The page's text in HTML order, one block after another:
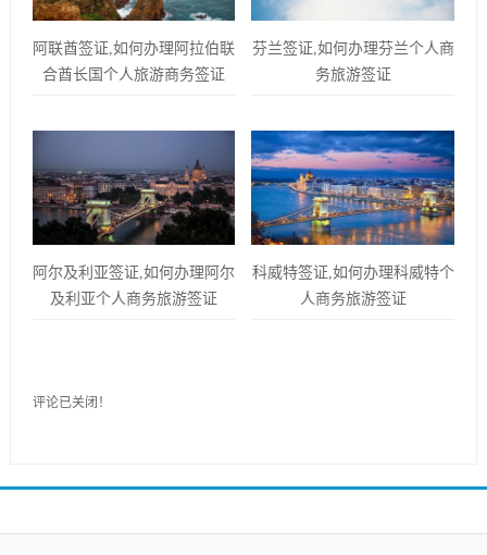
阿联酋签证,如何办理阿拉伯联
合酋长国个人旅游商务签证
芬兰签证,如何办理芬兰个人商
务旅游签证
阿尔及利亚签证,如何办理阿尔
及利亚个人商务旅游签证
科威特签证,如何办理科威特个
人商务旅游签证
评论已关闭！